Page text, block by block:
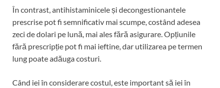
În contrast, antihistaminicele și decongestionantele
prescrise pot fi semnificativ mai scumpe, costând adesea
zeci de dolari pe lună, mai ales fără asigurare. Opțiunile
fără prescripție pot fi mai ieftine, dar utilizarea pe termen
lung poate adăuga costuri.
Când iei în considerare costul, este important să iei în